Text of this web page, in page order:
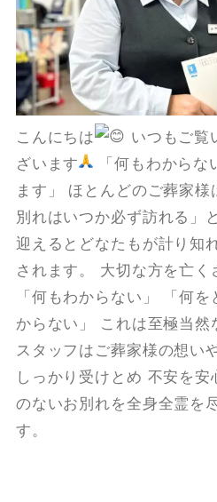
こんにちは
いつもご覧
ざいます
「何もわからな
ます」 ほとんどのご葬家
別れはいつか必ず訪れる」
迎えるとどなたもが計り知
されます。 大切な方を亡く
「何もわからない」 「何
からない」 これは至極当然
スタッフはご葬家様の想い
しっかり受けとめ 不安を
のないお別れを全身全霊を
す。